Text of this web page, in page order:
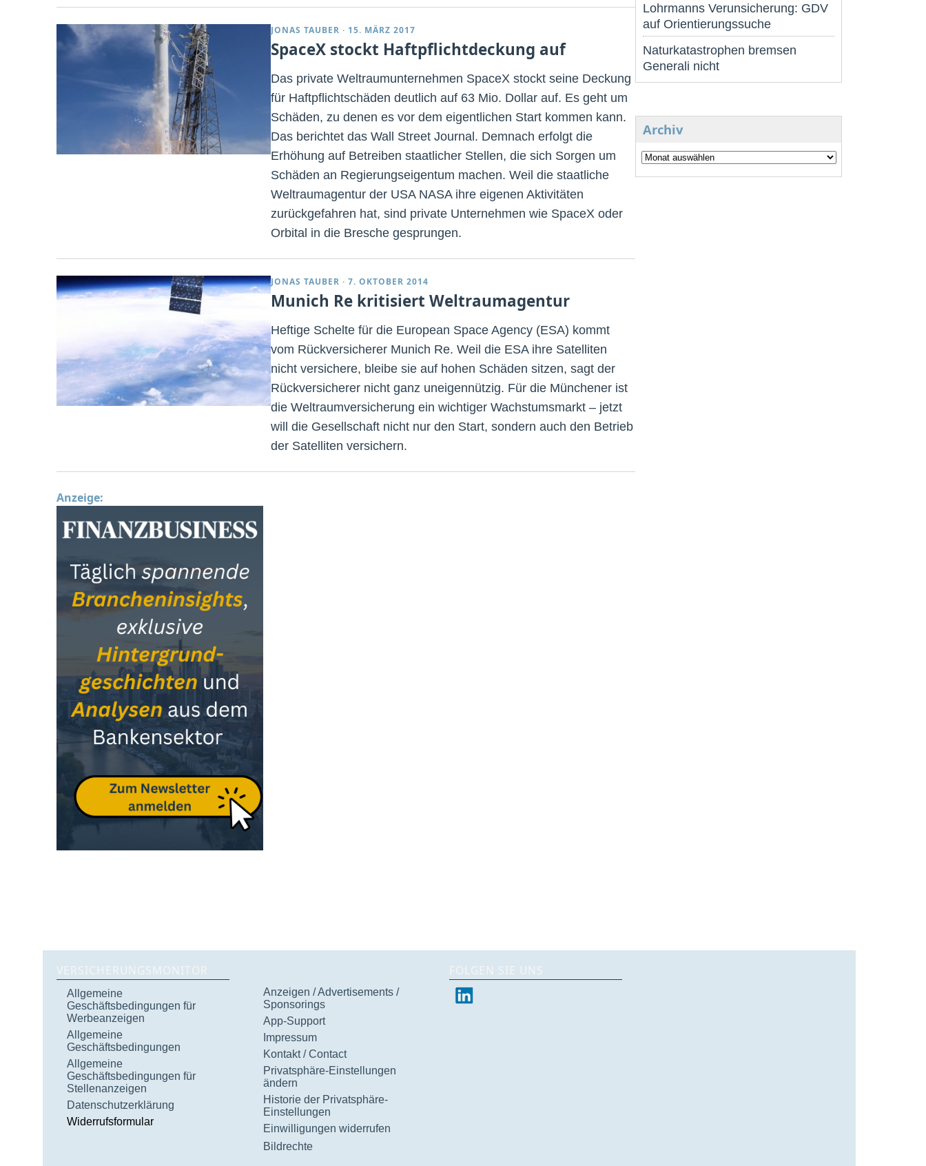
JONAS TAUBER · 15. MÄRZ 2017
SpaceX stockt Haftpflichtdeckung auf
Das private Weltraumunternehmen SpaceX stockt seine Deckung
für Haftpflichtschäden deutlich auf 63 Mio. Dollar auf. Es geht um
Schäden, zu denen es vor dem eigentlichen Start kommen kann.
Das berichtet das Wall Street Journal. Demnach erfolgt die
Erhöhung auf Betreiben staatlicher Stellen, die sich Sorgen um
Schäden an Regierungseigentum machen. Weil die staatliche
Weltraumagentur der USA NASA ihre eigenen Aktivitäten
zurückgefahren hat, sind private Unternehmen wie SpaceX oder
Orbital in die Bresche gesprungen.
JONAS TAUBER · 7. OKTOBER 2014
Munich Re kritisiert Weltraumagentur
Heftige Schelte für die European Space Agency (ESA) kommt
vom Rückversicherer Munich Re. Weil die ESA ihre Satelliten
nicht versichere, bleibe sie auf hohen Schäden sitzen, sagt der
Rückversicherer nicht ganz uneigennützig. Für die Münchener ist
die Weltraumversicherung ein wichtiger Wachstumsmarkt – jetzt
will die Gesellschaft nicht nur den Start, sondern auch den Betrieb
der Satelliten versichern.
Lohrmanns Verunsicherung: GDV
auf Orientierungssuche
Naturkatastrophen bremsen
Generali nicht
Archiv
Anzeige:
VERSICHERUNGSMONITOR
Allgemeine
Geschäftsbedingungen für
Werbeanzeigen
Allgemeine
Geschäftsbedingungen
Allgemeine
Geschäftsbedingungen für
Stellenanzeigen
Datenschutzerklärung
Widerrufsformular
Anzeigen / Advertisements /
Sponsorings
App-Support
Impressum
Kontakt / Contact
Privatsphäre-Einstellungen
ändern
Historie der Privatsphäre-
Einstellungen
Einwilligungen widerrufen
Bildrechte
FOLGEN SIE UNS